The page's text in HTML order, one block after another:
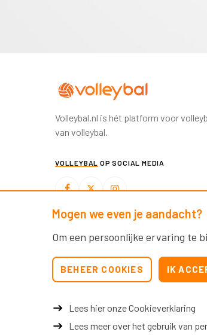
Volleybal.nl is hét platform voor
van volleybal.
VOLLEYBAL OP SOCIAL MEDIA
© 2026 Nevobo
Mogen we even je aandacht?
Om een persoonlijke ervaring te
BEHEER COOKIES IK
Lees hier onze Cookieverklaring
Lees meer over het gebruik van